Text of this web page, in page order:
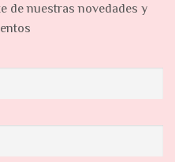
de nuestras novedades y